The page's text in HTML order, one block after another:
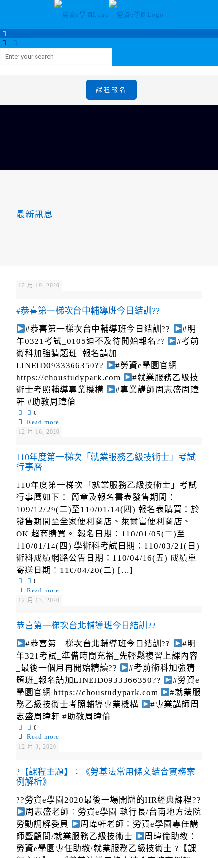
課程報名
最新訊息
12 月 19, 2020
#恭喜第一梯次台中輔導班今日結訓??
#恭喜第一梯次台中輔導班今日結訓??
#明
年0321考試_0105迫不及待開始報名??
#考前
術科加強猜題班_報名請加
LINEID0933366350??
#勞資e學園官網
https://choustudypark.com
#就業服務乙級技
術士考照輔導專業機構
#專業講師周志盛周瑋
軒 #助教周瑋倫
0
Read more
12 月 16, 2020
110年度第一梯次「就業服務乙級技術士」考試
行事曆
110年度第一梯次「就業服務乙級技術士」考試
行事曆如下： 簡章及報名書表發售期間：
109/12/29(二)至110/01/14(四) 報名表購買：於
發售期間至全家便利商店、萊爾富便利商店、
OK 超商購買。 報名日期：110/01/05(二)至
110/01/14(四) 學術科考試日期：110/03/21(日)
術科成績網路公告日期：110/04/16(五) 成績單
寄送日期：110/04/20(二) […]
0
Read more
12 月 13, 2020
恭喜第一梯次台北輔導班今日結訓??
#恭喜第一梯次台北輔導班今日結訓??
#明
年321考試_準備時間充裕_先輕鬆複習上課內容
_最後一個月再開始精讀??
#考前術科加強猜
題班_報名請加LINEID0933366350??
#勞資e
學園官網 https://choustudypark.com
#就業服
務乙級技術士考照輔導專業機構
#專業講師周
志盛周瑋軒 #助教周瑋倫
0
Read more
12 月 9, 2020
?【課程主題】：《勞基法常用條文結合實務案
例解析》
??勞資e學園2020最後一場開辦的HR經典課程??
周志盛老師：勞資e學園 執行長/台南地方法院
勞動調解委員
周瑋軒老師：勞資e學園專任講
師暨顧問/就業服務乙級技術士
周瑋倫助教：
勞資e學園專任助教/就業服務乙級技術士 ?【課